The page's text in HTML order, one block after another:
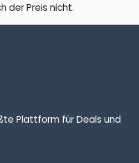
der Preis nicht.
Plattform für Deals und